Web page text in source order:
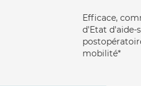
Efficace,
d'Etat d'aide-
mobilité*